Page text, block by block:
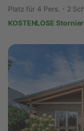
Platz für 4 Pers.
2
KOSTENLOSE